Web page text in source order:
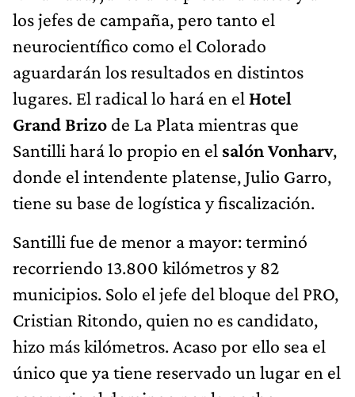
los jefes de campaña, pero tanto el
neurocientífico como el Colorado
aguardarán los resultados en distintos
lugares. El radical lo hará en el Hotel
Grand Brizo de La Plata mientras que
Santilli hará lo propio en el salón Vonharv,
donde el intendente platense, Julio Garro,
tiene su base de logística y fiscalización.
Santilli fue de menor a mayor: terminó
recorriendo 13.800 kilómetros y 82
municipios. Solo el jefe del bloque del PRO,
Cristian Ritondo, quien no es candidato,
hizo más kilómetros. Acaso por ello sea el
único que ya tiene reservado un lugar en el